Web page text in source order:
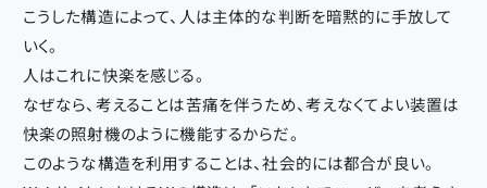
こうした構造によって、人は主体的な判断を暗黙的に手放して
いく。
人はこれに快楽を感じる。
なぜなら、考えることは苦痛を伴うため、考えなくてよい装置は
快楽の照射機のように機能するからだ。
このような構造を利用することは、社会的には都合が良い。